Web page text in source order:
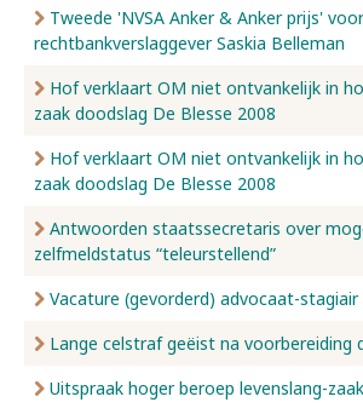
Tweede 'NVSA Anker & Anker prijs' voor
rechtbankverslaggever Saskia Belleman
Hof verklaart OM niet ontvankelijk in
zaak doodslag De Blesse 2008
Hof verklaart OM niet ontvankelijk in
zaak doodslag De Blesse 2008
Antwoorden staatssecretaris over
zelfmeldstatus “teleurstellend”
Vacature (gevorderd) advocaat-stagiair
Lange celstraf geëist na voorbereiding
Uitspraak hoger beroep levenslang-zaak